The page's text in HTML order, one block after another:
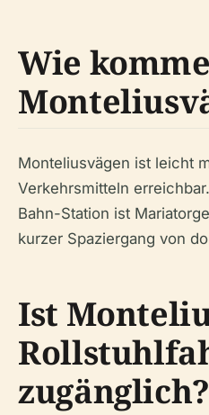
Wie
Monteliusvägen ist leicht
Verkehrsmitteln
Bahn-Station ist
kurzer Spaziergang von
Ist
zugänglich?